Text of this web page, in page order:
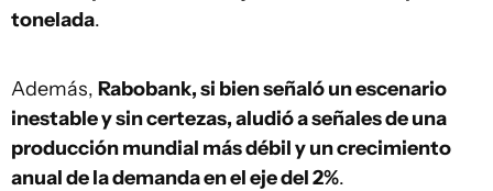
tonelada.
Además, Rabobank, si bien señaló un escenario
inestable y sin certezas, aludió a señales de una
producción mundial más débil y un crecimiento
anual de la demanda en el eje del 2%.